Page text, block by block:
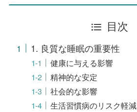
目次
1. 良質な睡眠の重要性
健康に与える影響
精神的な安定
社会的な影響
生活習慣病のリスク軽減